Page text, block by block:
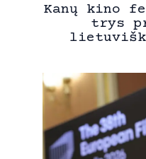
Kanų kino
trys